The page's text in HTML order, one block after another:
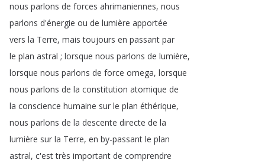
nous parlons de forces ahrimaniennes, nous
parlons d'énergie ou de lumière apportée
vers la Terre, mais toujours en passant par
le plan astral ; lorsque nous parlons de lumière,
lorsque nous parlons de force omega, lorsque
nous parlons de la constitution atomique de
la conscience humaine sur le plan éthérique,
nous parlons de la descente directe de la
lumière sur la Terre, en by-passant le plan
astral, c'est très important de comprendre